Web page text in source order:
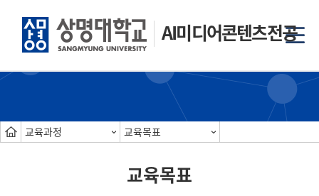
AI미디어콘텐츠전공
교육과정 교육목표
교육목표